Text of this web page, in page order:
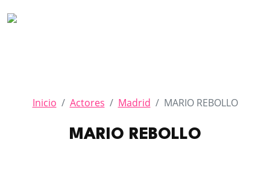
Inicio Actores Madrid MARIO REBOLLO
MARIO REBOLLO